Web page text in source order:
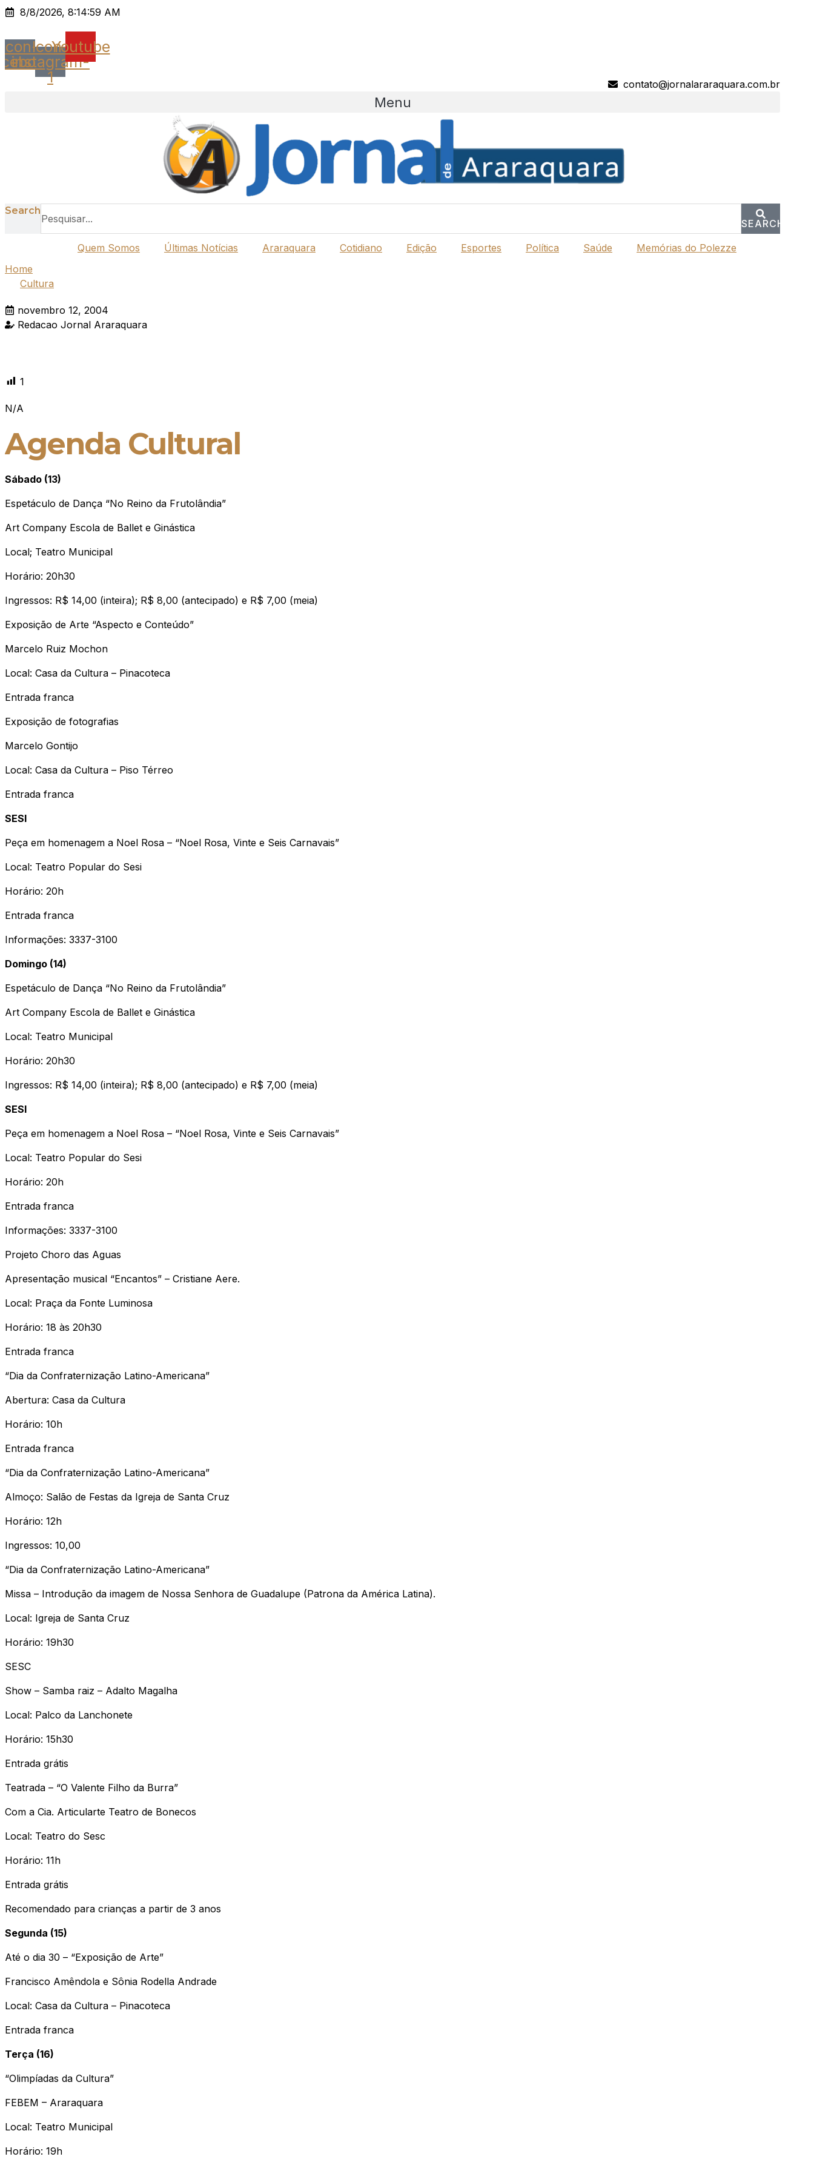
Ir
o
conteúdo
8/8/2026, 8:14:59 AM
Icon-Icon-
instagram-
1
Youtube
contato@jornalararaquara.com.br
Menu
Search
SEARCH
Quem Somos
Últimas Notícias Araraquara Cotidiano Edição Esportes Política Saúde
Memórias do Polezze
Home
Cultura
novembro 12, 2004
Redacao Jornal Araraquara
1
N/A
Agenda Cultural
Sábado (13)
Espetáculo de Dança “No Reino da Frutolândia”
Art Company Escola de Ballet e Ginástica
Local; Teatro Municipal
Horário: 20h30
Ingressos: R$ 14,00 (inteira); R$ 8,00 (antecipado) e R$ 7,00 (meia)
Exposição de Arte “Aspecto e Conteúdo”
Marcelo Ruiz Mochon
Local: Casa da Cultura – Pinacoteca
Entrada franca
Exposição de fotografias
Marcelo Gontijo
Local: Casa da Cultura – Piso Térreo
Entrada franca
SESI
Peça em homenagem a Noel Rosa – “Noel Rosa, Vinte e Seis Carnavais”
Local: Teatro Popular do Sesi
Horário: 20h
Entrada franca
Informações: 3337-3100
Domingo (14)
Espetáculo de Dança “No Reino da Frutolândia”
Art Company Escola de Ballet e Ginástica
Local: Teatro Municipal
Horário: 20h30
Ingressos: R$ 14,00 (inteira); R$ 8,00 (antecipado) e R$ 7,00 (meia)
SESI
Peça em homenagem a Noel Rosa – “Noel Rosa, Vinte e Seis Carnavais”
Local: Teatro Popular do Sesi
Horário: 20h
Entrada franca
Informações: 3337-3100
Projeto Choro das Aguas
Apresentação musical “Encantos” – Cristiane Aere.
Local: Praça da Fonte Luminosa
Horário: 18 às 20h30
Entrada franca
“Dia da Confraternização Latino-Americana”
Abertura: Casa da Cultura
Horário: 10h
Entrada franca
“Dia da Confraternização Latino-Americana”
Almoço: Salão de Festas da Igreja de Santa Cruz
Horário: 12h
Ingressos: 10,00
“Dia da Confraternização Latino-Americana”
Missa – Introdução da imagem de Nossa Senhora de Guadalupe (Patrona da América Latina).
Local: Igreja de Santa Cruz
Horário: 19h30
SESC
Show – Samba raiz – Adalto Magalha
Local: Palco da Lanchonete
Horário: 15h30
Entrada grátis
Teatrada – “O Valente Filho da Burra”
Com a Cia. Articularte Teatro de Bonecos
Local: Teatro do Sesc
Horário: 11h
Entrada grátis
Recomendado para crianças a partir de 3 anos
Segunda (15)
Até o dia 30 – “Exposição de Arte”
Francisco Amêndola e Sônia Rodella Andrade
Local: Casa da Cultura – Pinacoteca
Entrada franca
Terça (16)
“Olimpíadas da Cultura”
FEBEM – Araraquara
Local: Teatro Municipal
Horário: 19h